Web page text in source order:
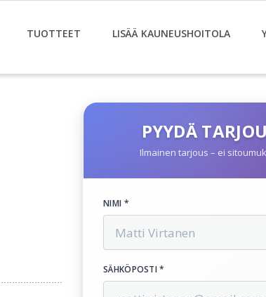
TUOTTEET LISÄÄ KAUNEUSHOITOLA
PYYDÄ
Ilmainen tarjous – ei
NIMI *
SÄHKÖPOSTI *